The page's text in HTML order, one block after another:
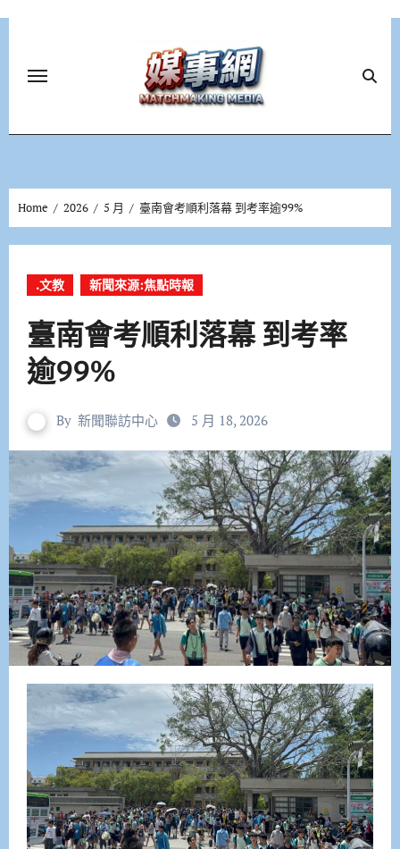
Home 2026 5 月 臺南會考順利落幕 到考率逾99%
.文教 新聞來源:焦點時報
臺南會考順利落幕 到考率
逾99%
By 新聞聯訪中心 5 月 18, 2026